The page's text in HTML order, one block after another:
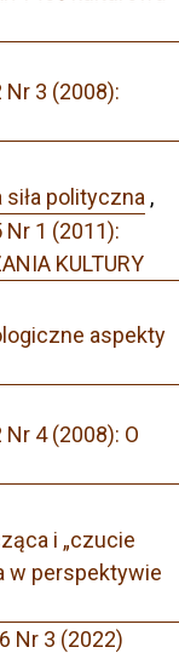
3 (2008):
polityczna ,
1 (2011):
KULTURY
aspekty
4 (2008): O
i „czucie
w perspektywie
Nr 3 (2022)